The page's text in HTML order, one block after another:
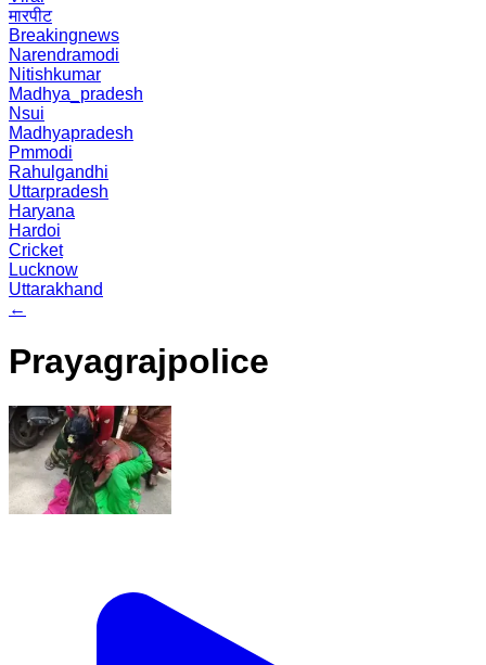
मारपीट
Breakingnews
Narendramodi
Nitishkumar
Madhya_pradesh
Nsui
Madhyapradesh
Pmmodi
Rahulgandhi
Uttarpradesh
Haryana
Hardoi
Cricket
Lucknow
Uttarakhand
←
Prayagrajpolice